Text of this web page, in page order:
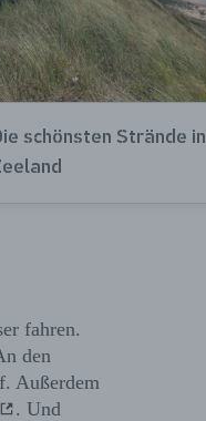
schönsten Strände in
fahren.
den
Außerdem
. Und